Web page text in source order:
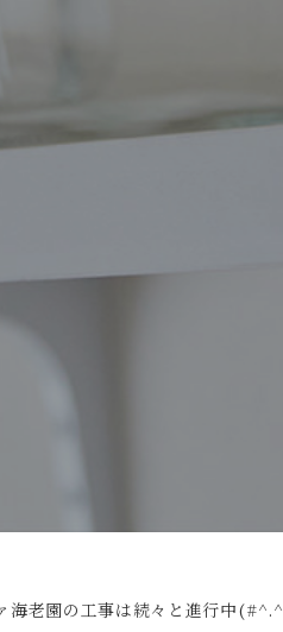
海老園の工事は続々と進行中